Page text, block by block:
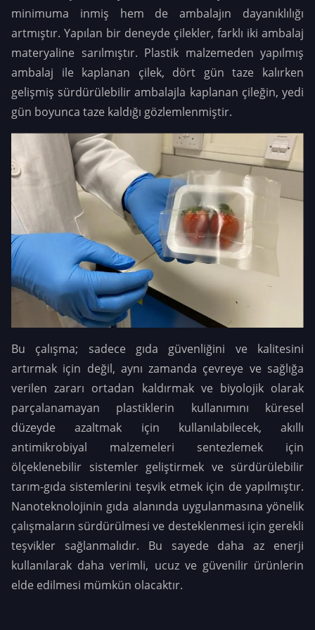
minimuma inmiş hem de ambalajın dayanıklılığı
artmıştır. Yapılan bir deneyde çilekler, farklı iki ambalaj
materyaline sarılmıştır. Plastik malzemeden yapılmış
ambalaj ile kaplanan çilek, dört gün taze kalırken
gelişmiş sürdürülebilir ambalajla kaplanan çileğin, yedi
gün boyunca taze kaldığı gözlemlenmiştir.
Bu çalışma; sadece gıda güvenliğini ve kalitesini
artırmak için değil, aynı zamanda çevreye ve sağlığa
verilen zararı ortadan kaldırmak ve biyolojik olarak
parçalanamayan plastiklerin kullanımını küresel
düzeyde azaltmak için kullanılabilecek, akıllı
antimikrobiyal malzemeleri sentezlemek için
ölçeklenebilir sistemler geliştirmek ve sürdürülebilir
tarım-gıda sistemlerini teşvik etmek için de yapılmıştır.
Nanoteknolojinin gıda alanında uygulanmasına yönelik
çalışmaların sürdürülmesi ve desteklenmesi için gerekli
teşvikler sağlanmalıdır. Bu sayede daha az enerji
kullanılarak daha verimli, ucuz ve güvenilir ürünlerin
elde edilmesi mümkün olacaktır.